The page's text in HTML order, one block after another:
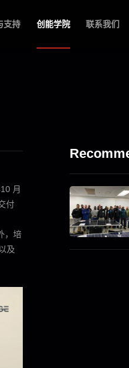
支持 创能学院 联系我们
月
付
，培
及